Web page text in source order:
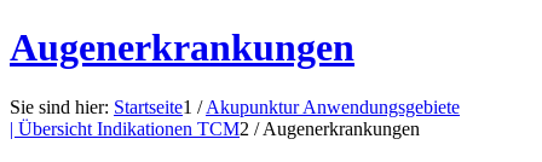
Augenerkrankungen
Sie sind hier: Startseite1 / Akupunktur Anwendungsgebiete
| Übersicht Indikationen TCM2 / Augenerkrankungen